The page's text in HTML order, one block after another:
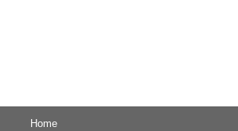
Home